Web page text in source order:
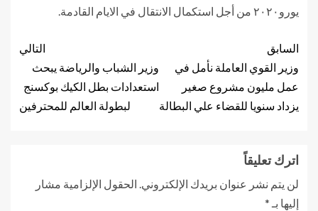
يورو٢٠٢٠ من أجل استكمال الانتقال في الايام القادمة.
السابق
وزير القوي العاملة نأمل في
عمل مليون مشروع صغير
يزداد سنويا للقضاء علي البطالة
التالي
وزير الشباب والرياضة يبحث
استعدادات بطل الكيك بوكسنج
لبطولة العالم للمحترفين
اترك تعليقاً
لن يتم نشر عنوان بريدك الإلكتروني. الحقول الإلزامية مشار
إليها بـ *